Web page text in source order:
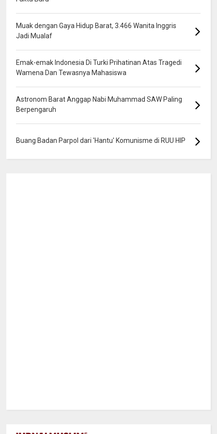
Muak dengan Gaya Hidup Barat, 3.466 Wanita Inggris
Jadi Mualaf
Emak-emak Indonesia Di Turki Prihatinan Atas Tragedi
Wamena Dan Tewasnya Mahasiswa
Astronom Barat Anggap Nabi Muhammad SAW Paling
Berpengaruh
Buang Badan Parpol dari 'Hantu' Komunisme di RUU HIP